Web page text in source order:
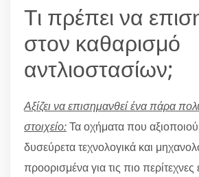
Τι πρέπει να
στον καθαρισμό
αντλιοστασίων;
Αξίζει να επισημανθεί ένα πάρα
στοιχείο:Τα οχήματα που
δυσεύρετα τεχνολογικά και
προορισμένα για τις πιο περίτεχνες